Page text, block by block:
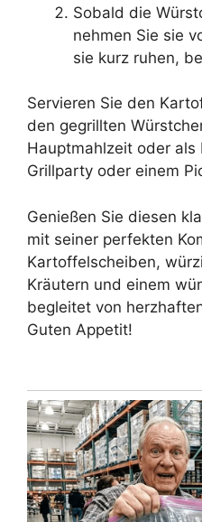
Sobald die
nehmen Sie sie
sie kurz ruhen,
Servieren Sie den
den gegrillten
Hauptmahlzeit oder als
Grillparty oder einem
Genießen Sie diesen
mit seiner perfekten
Kartoffelscheiben,
Kräutern und einem
begleitet von
Guten Appetit!